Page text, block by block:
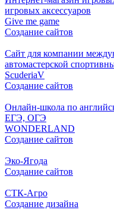
игровых аксессуаров
Give me game
Создание сайтов
Сайт для компании
автомастерской
ScuderiaV
Создание сайтов
Онлайн-школа по
ЕГЭ, ОГЭ
WONDERLAND
Создание сайтов
Эко-Ягода
Создание сайтов
СТК-Агро
Создание дизайна